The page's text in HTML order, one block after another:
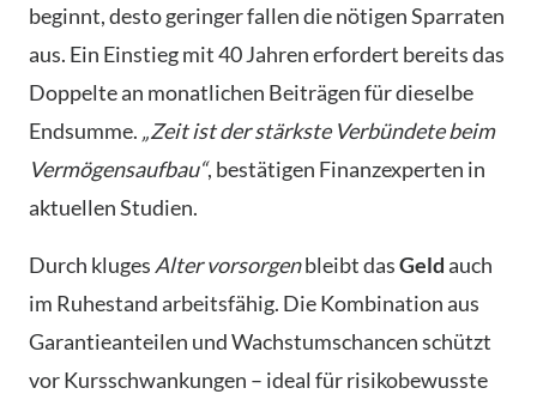
beginnt, desto geringer fallen die nötigen Sparraten
aus. Ein Einstieg mit 40 Jahren erfordert bereits das
Doppelte an monatlichen Beiträgen für dieselbe
Endsumme. „Zeit ist der stärkste Verbündete beim
Vermögensaufbau“, bestätigen Finanzexperten in
aktuellen Studien.
Durch kluges Alter vorsorgenbleibt dasGeldauch
im Ruhestand arbeitsfähig. Die Kombination aus
Garantieanteilen und Wachstumschancen schützt
vor Kursschwankungen – ideal für risikobewusste